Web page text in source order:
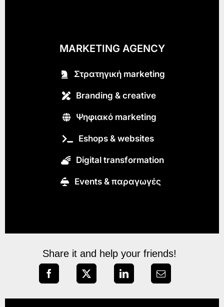
MARKETING AGENCY
Στρατηγική marketing
Branding & creative
Ψηφιακό marketing
Eshops & websites
Digital transformation
Εvents & παραγωγές
Share it and help your friends!